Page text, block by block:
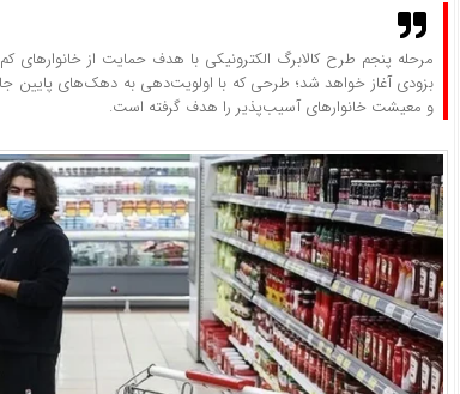
مرحله پنجم طرح کالابرگ الکترونیکی با هدف حمایت از
بزودی آغاز خواهد شد؛ طرحی که با اولویت‌دهی به دهک‌های پایین
و معیشت خانوارهای آسیب‌پذیر را هدف گرفته است.